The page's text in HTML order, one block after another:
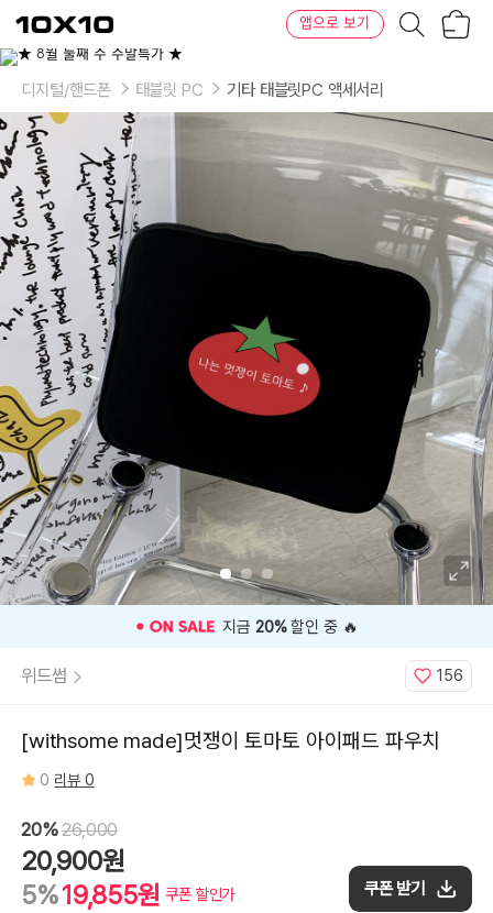
텐
바
텐
앱으로 보기
이
상
션
-
선
택:
블
11
inch,
랙
13
inch,
보
리
11
보
리
13
inch
디지털/핸드폰 태블릿 PC 기타 태블릿PC 액세서리
🎉 오늘 구매 찬스OPEN🎉
위드썸 156
[withsome made]멋쟁이 토마토 아이패드 파우치
0 리뷰 0
20%26,000
20,900원
5%19,855원 쿠폰 할인가 쿠폰 받기